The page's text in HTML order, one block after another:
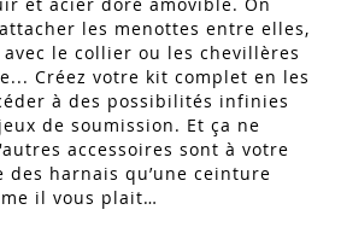
les menottes entre elles,
le collier ou les chevillères
Créez votre kit complet en les
à des possibilités infinies
de soumission. Et ça ne
accessoires sont à votre
des harnais qu’une ceinture
il vous plait…